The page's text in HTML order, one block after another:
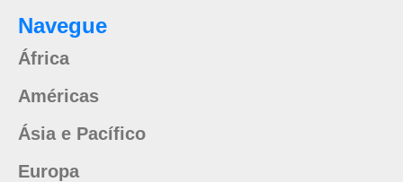
Navegue
África
Américas
Ásia e Pacífico
Europa